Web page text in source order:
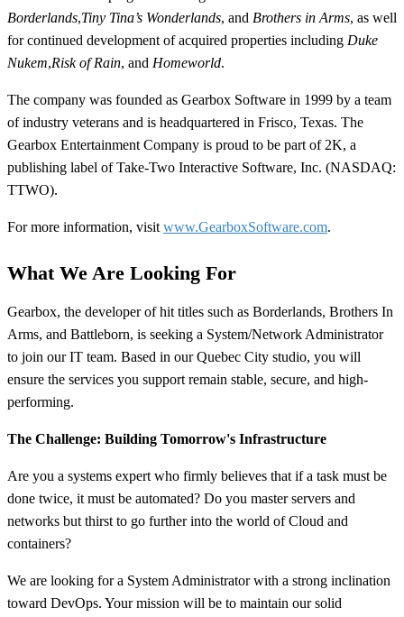
Borderlands,Tiny Tina’s Wonderlands, and Brothers in Arms, as well
for continued development of acquired properties including Duke
Nukem,Risk of Rain, and Homeworld.
The company was founded as Gearbox Software in 1999 by a team
of industry veterans and is headquartered in Frisco, Texas. The
Gearbox Entertainment Company is proud to be part of 2K, a
publishing label of Take-Two Interactive Software, Inc. (NASDAQ:
TTWO).
For more information, visit www.GearboxSoftware.com.
What We Are Looking For
Gearbox, the developer of hit titles such as Borderlands, Brothers In
Arms, and Battleborn, is seeking a System/Network Administrator
to join our IT team. Based in our Quebec City studio, you will
ensure the services you support remain stable, secure, and high-
performing.
The Challenge: Building Tomorrow's Infrastructure
Are you a systems expert who firmly believes that if a task must be
done twice, it must be automated? Do you master servers and
networks but thirst to go further into the world of Cloud and
containers?
We are looking for a System Administrator with a strong inclination
toward DevOps. Your mission will be to maintain our solid